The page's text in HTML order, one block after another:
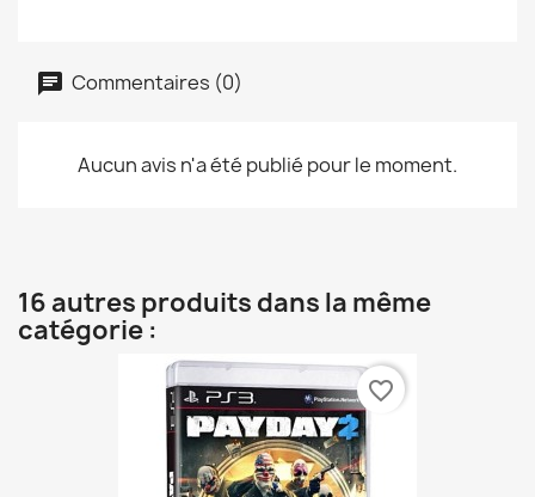
Commentaires (0)
Aucun avis n'a été publié pour le moment.
16 autres produits dans la même
catégorie :
favorite_border